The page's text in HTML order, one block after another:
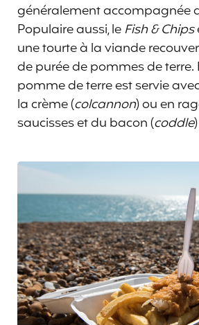
généralement accompagnée
Populaire aussi, leFish & Chips
une tourte à la viande
de purée de pommes de terre.
pomme de terre est servie
la crème (colcannon) ou en
saucisses et du bacon (coddle)